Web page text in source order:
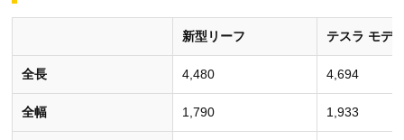
新型リーフ テスラ モデ
全長 4,480 4,694
全幅 1,790 1,933